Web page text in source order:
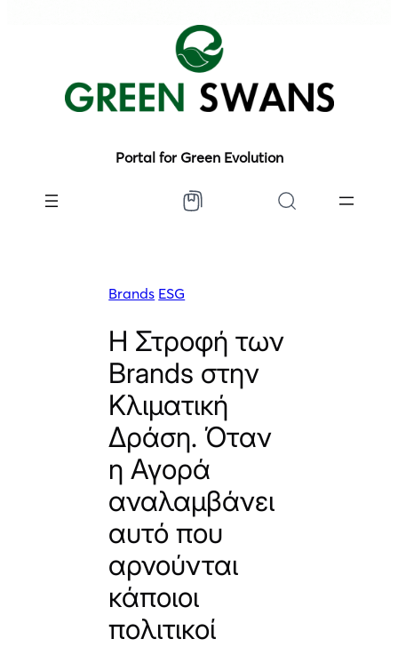
Portal for Green Evolution
Brands ESG
Η Στροφή των
Brands στην
Κλιματική
Δράση. Όταν
η Αγορά
αναλαμβάνει
αυτό που
αρνούνται
κάποιοι
πολιτικοί